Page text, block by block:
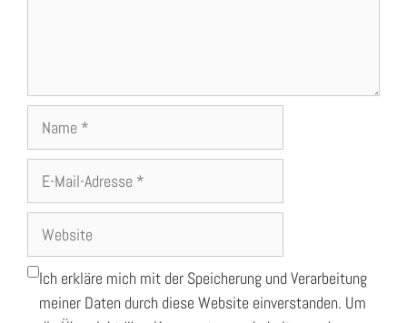
Name
Adresse
Website
Ich erkläre mich mit der Speicherung und Verarbeitung
meiner Daten durch diese Website einverstanden. Um